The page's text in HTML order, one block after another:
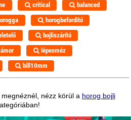
critical
balanced
horogbeforditó
bojliszárító
lépesméz
bill10mm
nézz körül a horog bojli